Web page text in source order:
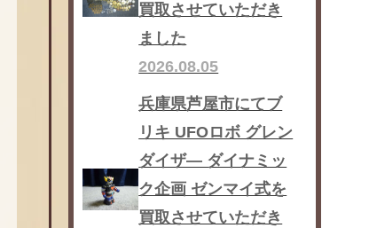
買取させていただき
ました
2026.08.05
兵庫県芦屋市にてブ
リキ UFOロボ グレン
ダイザ― ダイナミッ
ク企画 ゼンマイ式を
買取させていただき